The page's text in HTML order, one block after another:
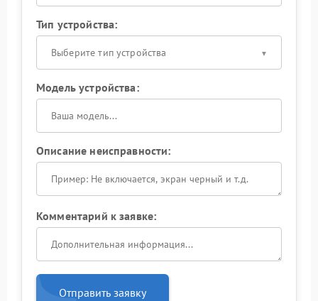
Тип устройства:
Выберите тип устройства
Модель устройства:
Описание неисправности:
Комментарий к заявке:
Отправить заявку